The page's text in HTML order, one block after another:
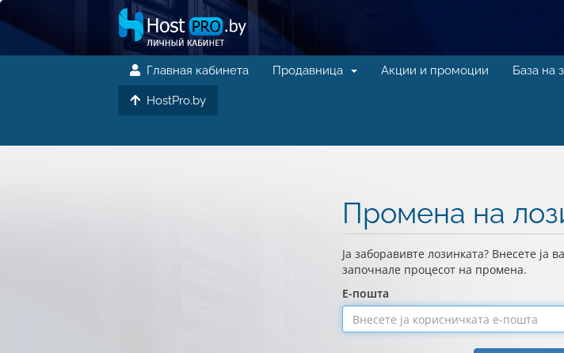
Главная кабинета Продавница Акции и промоции База на
HostPro.by
Промена на
Ја заборавивте лозинката? Внесете ја
започнале процесот на промена.
Е-пошта